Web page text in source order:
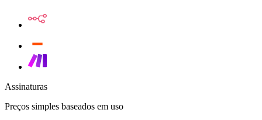
Assinaturas
Preços simples baseados em uso